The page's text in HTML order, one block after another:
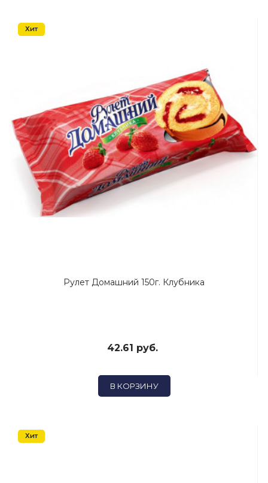
Хит
Рулет Домашний 150г. Клубника
42.61 руб.
В КОРЗИНУ
Хит